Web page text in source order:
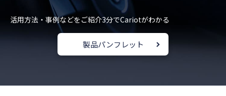
活用方法・事例などをご紹介3分でCariotがわかる
製品パンフレット